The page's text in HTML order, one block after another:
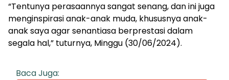
“Tentunya perasaannya sangat senang, dan ini juga
menginspirasi anak-anak muda, khususnya anak-
anak saya agar senantiasa berprestasi dalam
segala hal,” tuturnya, Minggu (30/06/2024).
Baca Juga: